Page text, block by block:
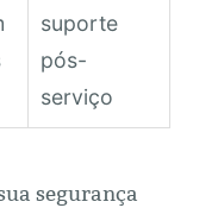
suporte
pós-
serviço
segurança